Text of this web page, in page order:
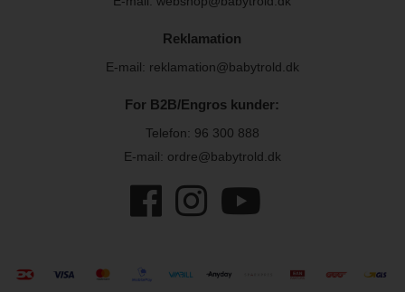
Reklamation
E-mail: reklamation@babytrold.dk
For B2B/Engros kunder:
Telefon: 96 300 888
E-mail: ordre@babytrold.dk